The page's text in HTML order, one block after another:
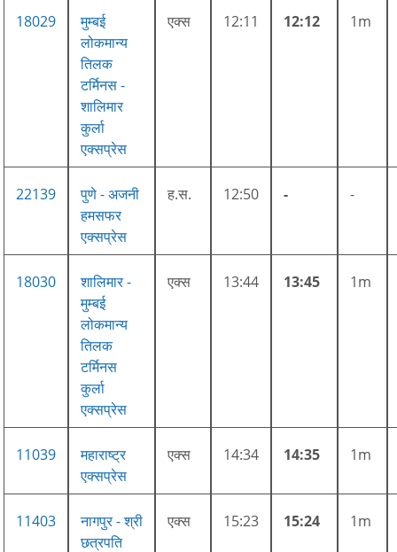
18029
मुम्बई
लोकमान्य
तिलक
टर्मिनस -
शालिमार
कुर्ला
एक्सप्रेस
एक्स 12:11 12:12 1m
22139
पुणे - अजनी
हमसफर
एक्सप्रेस
ह.स. 12:50 - -
18030
शालिमार -
मुम्बई
लोकमान्य
तिलक
टर्मिनस
कुर्ला
एक्सप्रेस
एक्स 13:44 13:45 1m
11039
महाराष्ट्र
एक्सप्रेस
एक्स 14:34 14:35 1m
11403
नागपुर - श्री
छत्रपति
एक्स 15:23 15:24 1m